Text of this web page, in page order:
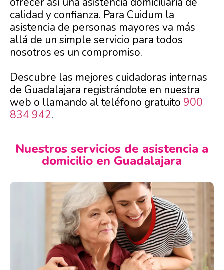
calidad y confianza. Para Cuidum la
asistencia de personas mayores va más
allá de un simple servicio para todos
nosotros es un compromiso.
Descubre las mejores cuidadoras internas
de Guadalajara registrándote en nuestra
web o llamando al teléfono gratuito 900
834 942.
Nuestros servicios de asistencia a
domicilio en Guadalajara